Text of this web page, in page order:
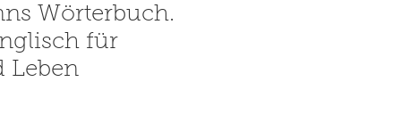
Wörterbuch.
für
Leben